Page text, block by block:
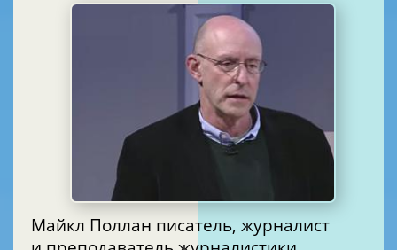
Майкл Поллан писатель, журналист